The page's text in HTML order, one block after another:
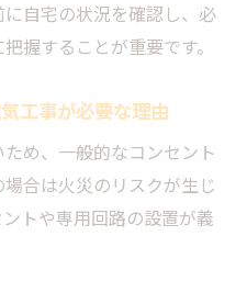
場合の工事料金の考
い電気工事の内訳と
追加費用が発生しやす
で変わる電気工事の費
自宅の状況を確認し、必
握することが重要です。
工事が必要な理由
め、一般的なコンセント
合は火災のリスクが生じ
トや専用回路の設置が義